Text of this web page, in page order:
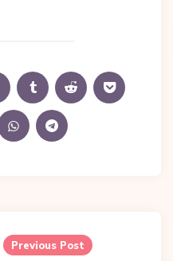
Previous Post